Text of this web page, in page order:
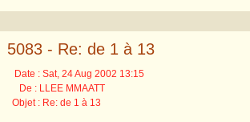
5083 - Re: de 1 à 13
Date : Sat, 24 Aug 2002 13:15
De : LLEE MMAATT
Objet : Re: de 1 à 13